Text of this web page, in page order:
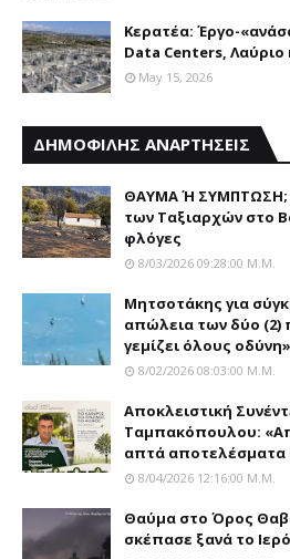
Κερατέα: Έργο-
Data Centers, Λαύριο
May 15, 2026
ΔΗΜΟΦΙΛΗΣ ΑΝΑΡΤΗΣΕΙΣ
ΘΑΥΜΑ Ή ΣΥΜΠΤΩΣΗ;
των Tαξιαρχών στο
φλόγες
8/03/2026 09:28:00 Μ.μ.
Μητσοτάκης για
απώλεια των δύο
γεμίζει όλους οδύνη»
8/02/2026 08:03:00 Μ.μ.
Αποκλειστική
Ταμπακόπουλου:
απτά αποτελέσματα
8/04/2026 12:16:00 Μ.μ.
Θαύμα στο Όρος
σκέπασε ξανά το